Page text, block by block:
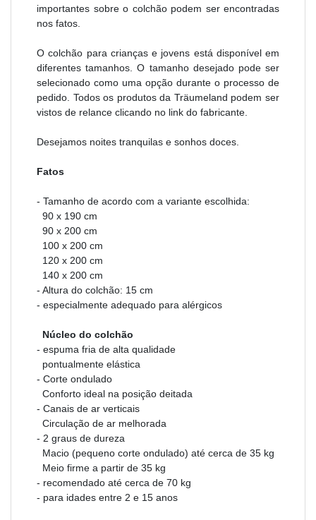
importantes sobre o colchão podem ser encontradas
nos fatos.
O colchão para crianças e jovens está disponível em
diferentes tamanhos. O tamanho desejado pode ser
selecionado como uma opção durante o processo de
pedido. Todos os produtos da Träumeland podem ser
vistos de relance clicando no link do fabricante.
Desejamos noites tranquilas e sonhos doces.
Fatos
- Tamanho de acordo com a variante escolhida:
90 x 190 cm
90 x 200 cm
100 x 200 cm
120 x 200 cm
140 x 200 cm
- Altura do colchão: 15 cm
- especialmente adequado para alérgicos
Núcleo do colchão
- espuma fria de alta qualidade
pontualmente elástica
- Corte ondulado
Conforto ideal na posição deitada
- Canais de ar verticais
Circulação de ar melhorada
- 2 graus de dureza
Macio (pequeno corte ondulado) até cerca de 35 kg
Meio firme a partir de 35 kg
- recomendado até cerca de 70 kg
- para idades entre 2 e 15 anos